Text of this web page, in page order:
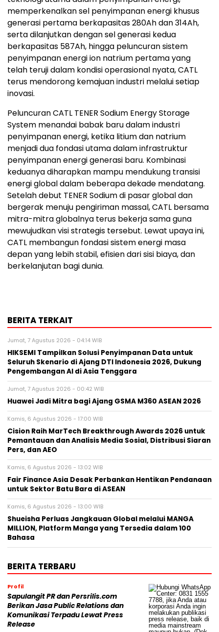
memperkenalkan sel penyimpanan energi khusus
generasi pertama berkapasitas 280Ah dan 314Ah,
serta dilanjutkan dengan sel generasi kedua
berkapasitas 587Ah, hingga peluncuran sistem
penyimpanan energi ion natrium pertama yang
telah teruji dalam kondisi operasional nyata, CATL
terus mendorong kemajuan industri melalui setiap
inovasi.
Peluncuran CATL TENER Sodium Energy Storage
System menandai babak baru dalam industri
penyimpanan energi, ketika litium dan natrium
menjadi dua fondasi utama dalam infrastruktur
penyimpanan energi generasi baru. Kombinasi
keduanya diharapkan mampu mendukung transisi
energi global dalam beberapa dekade mendatang.
Setelah debut TENER Sodium di pasar global dan
bergerak menuju pengiriman massal, CATL bersama
mitra-mitra globalnya terus bekerja sama guna
mewujudkan visi strategis tersebut. Lewat upaya ini,
CATL membangun fondasi sistem energi masa
depan yang lebih stabil, efisien dari sisi biaya, dan
berkelanjutan bagi dunia.
BERITA TERKAIT
Jumat, 7 Agustus 2026 - 04:14 WIB
HIKSEMI Tampilkan Solusi Penyimpanan Data untuk
Seluruh Skenario di Ajang DTI Indonesia 2026, Dukung
Pengembangan AI di Asia Tenggara
Jumat, 7 Agustus 2026 - 00:42 WIB
Huawei Jadi Mitra bagi Ajang GSMA M360 ASEAN 2026
Kamis, 6 Agustus 2026 - 17:00 WIB
Cision Raih MarTech Breakthrough Awards 2026 untuk
Pemantauan dan Analisis Media Sosial, Distribusi Siaran
Pers, dan AEO
Kamis, 6 Agustus 2026 - 13:02 WIB
Fair Finance Asia Desak Perbankan Hentikan Pendanaan
untuk Sektor Batu Bara di ASEAN
Kamis, 6 Agustus 2026 - 13:00 WIB
Shueisha Perluas Jangkauan Global melalui MANGA
MILLION, Platform Manga yang Tersedia dalam 100
Bahasa
BERITA TERBARU
Profil
Sapulangit PR dan Persrilis.com
Berikan Jasa Public Relations dan
Komunikasi Terpadu Lewat Press
Release